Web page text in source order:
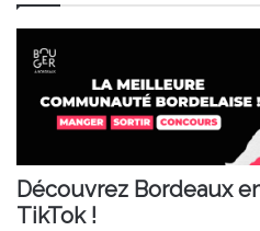
Découvrez Bordeaux
TikTok !